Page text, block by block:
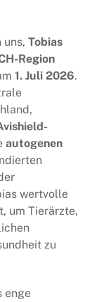
uns,Tobias
Region
1. Juli 2026.
autogenen
wertvolle
um Tierärzte,
zu
enge